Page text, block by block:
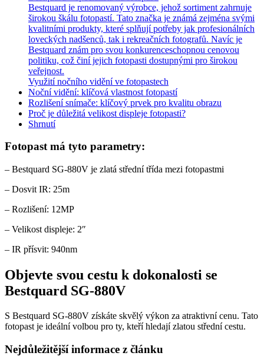
Bestquard je renomovaný výrobce, jehož sortiment zahrnuje
širokou škálu fotopastí. Tato značka je známá zejména svými
kvalitními produkty, které splňují potřeby jak profesionálních
loveckých nadšenců, tak i rekreačních fotografů. Navíc je
Bestquard znám pro svou konkurenceschopnou cenovou
politiku, což činí jejich fotopasti dostupnými pro širokou
veřejnost.
Využití nočního vidění ve fotopastech
Noční vidění: klíčová vlastnost fotopastí
Rozlišení snímače: klíčový prvek pro kvalitu obrazu
Proč je důležitá velikost displeje fotopasti?
Shrnutí
Fotopast má tyto parametry:
– Bestquard SG-880V je zlatá střední třída mezi fotopastmi
– Dosvit IR: 25m
– Rozlišení: 12MP
– Velikost displeje: 2″
– IR přísvit: 940nm
Objevte svou cestu k dokonalosti se
Bestquard SG-880V
S Bestquard SG-880V získáte skvělý výkon za atraktivní cenu. Tato
fotopast je ideální volbou pro ty, kteří hledají zlatou střední cestu.
Nejdůležitější informace z článku